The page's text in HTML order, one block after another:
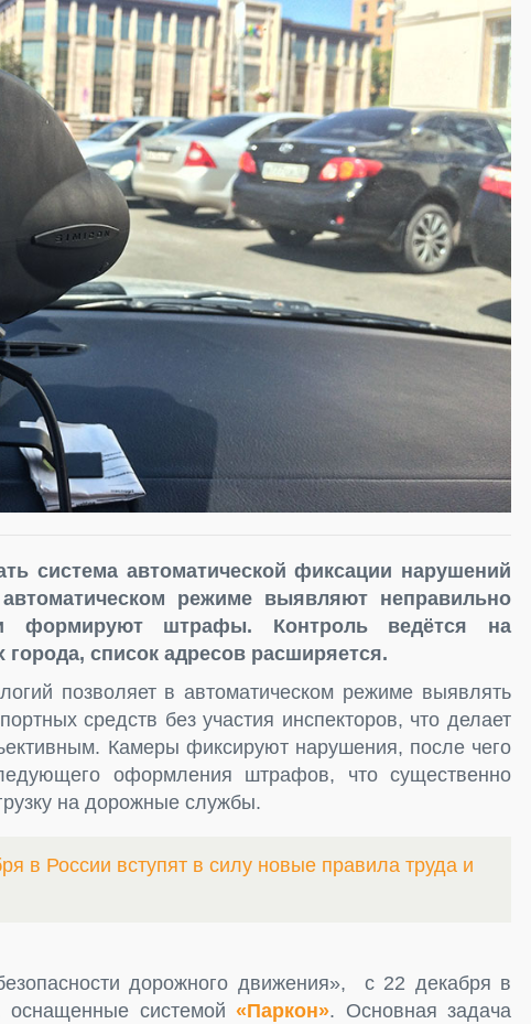
система автоматической фиксации нарушений
режиме выявляют неправильно
формируют штрафы. Контроль ведётся на
список адресов расширяется.
позволяет в автоматическом режиме выявлять
средств без участия инспекторов, что делает
Камеры фиксируют нарушения, после чего
оформления штрафов, что существенно
на дорожные службы.
в России вступят в силу новые правила труда и
дорожного движения», с 22 декабря в
оснащенные системой«Паркон». Основная задача